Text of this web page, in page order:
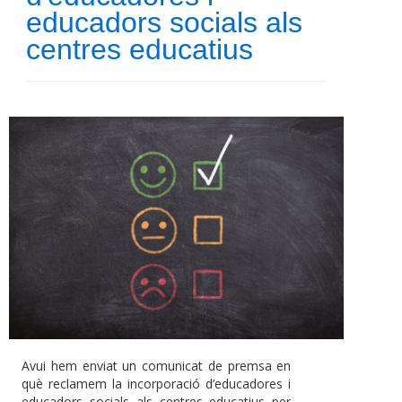
educadors socials als
centres educatius
Avui hem enviat un comunicat de premsa en
què reclamem la incorporació d’educadores i